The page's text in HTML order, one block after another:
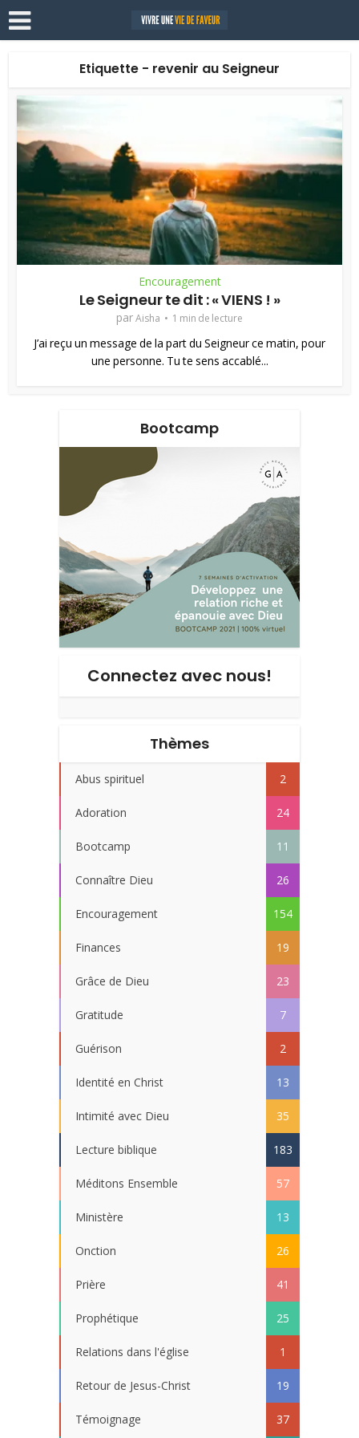
Etiquette - revenir au Seigneur
Encouragement
Le Seigneur te dit : « VIENS ! »
parAisha 1 min de lecture
J’ai reçu un message de la part du Seigneur ce matin, pour
une personne. Tu te sens accablé...
Bootcamp
Connectez avec nous!
Thèmes
Abus spirituel 2
Adoration 24
Bootcamp 11
Connaître Dieu 26
Encouragement 154
Finances 19
Grâce de Dieu 23
Gratitude 7
Guérison 2
Identité en Christ 13
Intimité avec Dieu 35
Lecture biblique 183
Méditons Ensemble 57
Ministère 13
Onction 26
Prière 41
Prophétique 25
Relations dans l'église 1
Retour de Jesus-Christ 19
Témoignage 37